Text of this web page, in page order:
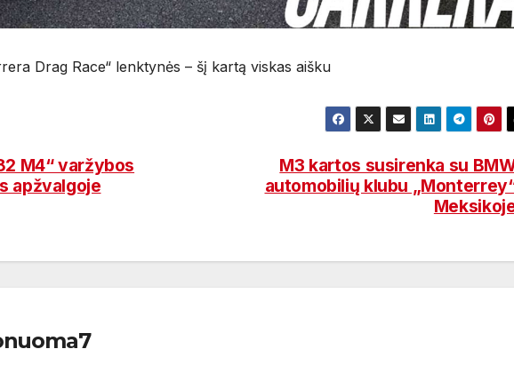
Drag Race“ lenktynės – šį kartą viskas aišku
M3 kartos susirenka su
automobilių klubu
M4“ varžybos
apžvalgoje